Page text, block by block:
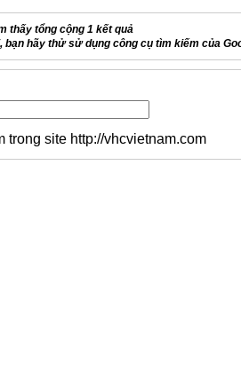
thấy tổng cộng 1 kết quả
bạn hãy thử sử dụng công cụ tìm kiếm của
trong site http://vhcvietnam.com